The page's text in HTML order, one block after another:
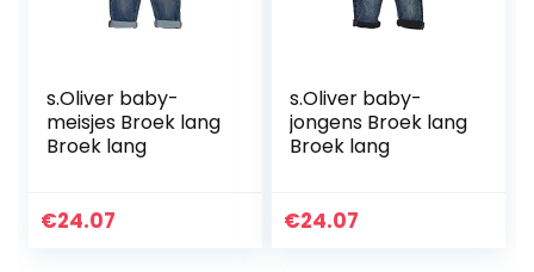
s.Oliver baby-
meisjes Broek lang
Broek lang
€24.07
s.Oliver baby-
jongens Broek lang
Broek lang
€24.07